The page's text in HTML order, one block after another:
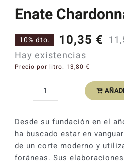
Enate
10,35 €
10% dto.
Hay existencias
Precio por litro: 13,80 €
Enate
234
2025
cantidad
Desde su fundación en el
ha buscado estar en
de un corte moderno y
foráneas. Sus